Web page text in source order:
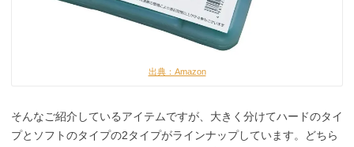
出典：Amazon
そんなご紹介しているアイテムですが、大きく分けてハードのタイ
プとソフトのタイプの2タイプがラインナップしています。どちら